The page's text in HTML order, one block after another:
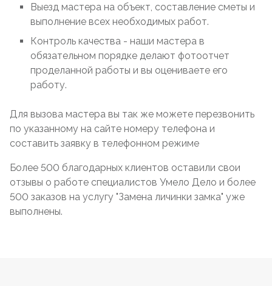
Выезд мастера на объект, составление сметы и
выполнение всех необходимых работ.
Контроль качества - наши мастера в
обязательном порядке делают фотоотчет
проделанной работы и вы оцениваете его
работу.
Для вызова мастера вы так же можете перезвонить
по указанному на сайте номеру телефона и
составить заявку в телефонном режиме
Более 500 благодарных клиентов оставили свои
отзывы о работе специалистов Умело Дело и более
500 заказов на услугу "Замена личинки замка" уже
выполнены.